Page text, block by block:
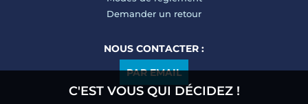
Demander un retour
NOUS CONTACTER :
PAR EMAIL
C'EST VOUS QUI DÉCIDEZ !